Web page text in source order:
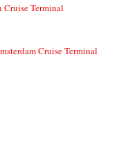
Cruise Terminal
Cruise Terminal